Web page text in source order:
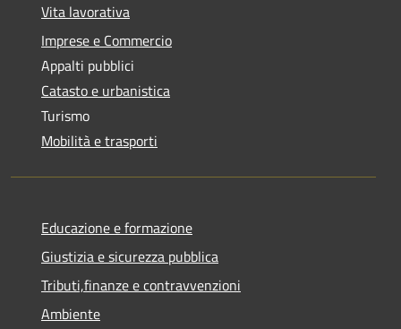
Vita lavorativa
Imprese e Commercio
Appalti pubblici
Catasto e urbanistica
Turismo
Mobilità e trasporti
Educazione e formazione
Giustizia e sicurezza pubblica
Tributi,finanze e contravvenzioni
Ambiente